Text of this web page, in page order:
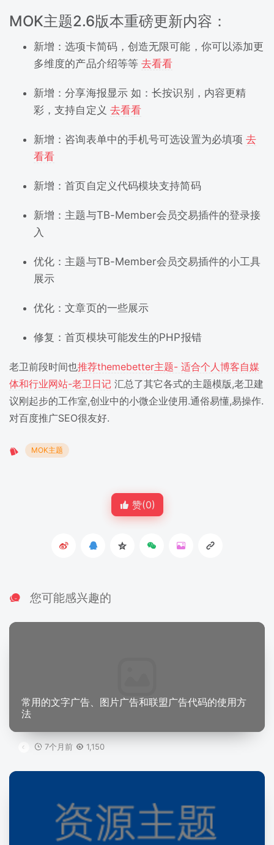
MOK主题2.6版本重磅更新内容：
新增：选项卡简码，创造无限可能，你可以添加更
多维度的产品介绍等等去看看
新增：分享海报显示 如：长按识别，内容更精
彩，支持自定义 去看看
新增：咨询表单中的手机号可选设置为必填项去
看看
新增：首页自定义代码模块支持简码
新增：主题与TB-Member会员交易插件的登录接
入
优化：主题与TB-Member会员交易插件的小工具
展示
优化：文章页的一些展示
修复：首页模块可能发生的PHP报错
老卫前段时间也推荐themebetter主题- 适合个人博客自媒
体和行业网站-老卫日记 汇总了其它各式的主题模版,老卫建
议刚起步的工作室,创业中的小微企业使用.通俗易懂,易操作.
对百度推广SEO很友好.
MOK主题
赞(0)
您可能感兴趣的
常用的文字广告、图片广告和联盟广告代码的使用方
法
7个月前 1,150